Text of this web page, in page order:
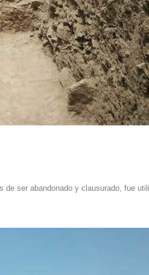
de ser abandonado y clausurado, fue